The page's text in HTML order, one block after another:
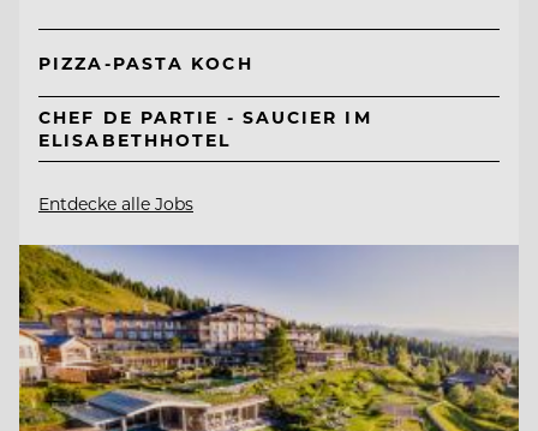
PIZZA-PASTA KOCH
CHEF DE PARTIE - SAUCIER IM
ELISABETHHOTEL
Entdecke alle Jobs